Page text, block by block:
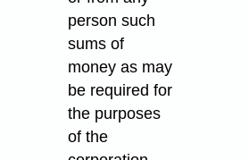
person such
sums of
money as may
be required for
the purposes
of the